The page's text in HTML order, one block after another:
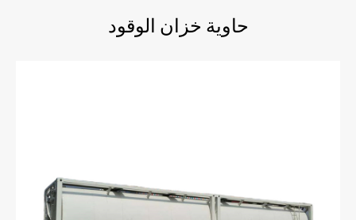
حاوية خزان الوقود